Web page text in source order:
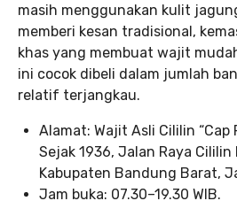
masih menggunakan kulit
memberi kesan tradisional,
khas yang membuat wajit
ini cocok dibeli dalam jumlah
relatif terjangkau.
Alamat: Wajit Asli Cililin “Cap
Sejak 1936, Jalan Raya
Kabupaten Bandung Barat,
Jam buka: 07.30–19.30 WIB.